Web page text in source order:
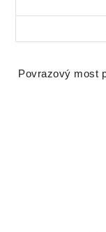
Povrazový most